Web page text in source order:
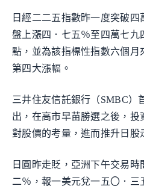
日經二二五指數昨一度突破
盤上漲四．七五％至四萬七九
點，並為該指標性指數六個月
第四大漲幅。
三井住友信託銀行（SMBC）
出，在高市早苗勝選之後，投
對股價的考量，進而推升日股
日圓昨走貶，亞洲下午交易
二％，報一美元兌一五〇．三